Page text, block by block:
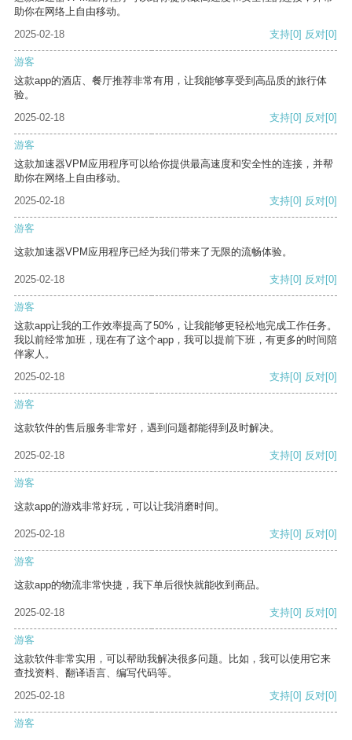
助你在网络上自由移动。
2025-02-18
支持[0] 反对[0]
游客
这款app的酒店、餐厅推荐非常有用，让我能够享受到高品质的旅行体
验。
2025-02-18
支持[0] 反对[0]
游客
这款加速器VPM应用程序可以给你提供最高速度和安全性的连接，并帮
助你在网络上自由移动。
2025-02-18
支持[0] 反对[0]
游客
这款加速器VPM应用程序已经为我们带来了无限的流畅体验。
2025-02-18 支持[0] 反对[0]
游客
这款app让我的工作效率提高了50%，让我能够更轻松地完成工作任务。
我以前经常加班，现在有了这个app，我可以提前下班，有更多的时间陪
伴家人。
2025-02-18
支持[0] 反对[0]
游客
这款软件的售后服务非常好，遇到问题都能得到及时解决。
2025-02-18 支持[0] 反对[0]
游客
这款app的游戏非常好玩，可以让我消磨时间。
2025-02-18 支持[0] 反对[0]
游客
这款app的物流非常快捷，我下单后很快就能收到商品。
2025-02-18 支持[0] 反对[0]
游客
这款软件非常实用，可以帮助我解决很多问题。比如，我可以使用它来
查找资料、翻译语言、编写代码等。
2025-02-18
支持[0] 反对[0]
游客